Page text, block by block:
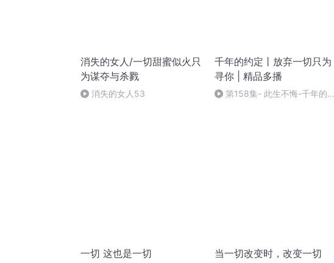
消失的女人/一切甜蜜似火只
为谋夺与杀戮
消失的女人53
千年的约定丨放弃一切只为
寻你 | 精品多播
第158集- 此生不悔-千年的约
一切 这也是一切 当一切改变时，改变一切